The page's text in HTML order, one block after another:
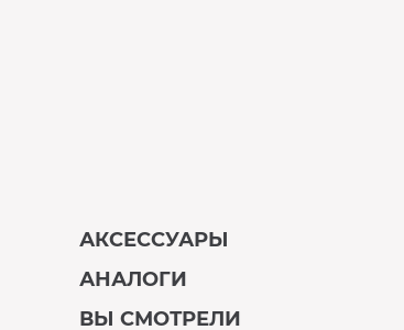
АКСЕССУАРЫ
АНАЛОГИ
ВЫ СМОТРЕЛИ